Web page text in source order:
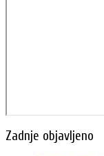
Zadnje objavljeno